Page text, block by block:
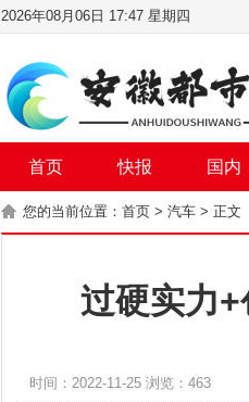
2026年08月06日 17:47 星期四
首页 快报 国内
您的当前位置： 首页 > 汽车 > 正文
过硬实力
时间：2022-11-25 浏览：463